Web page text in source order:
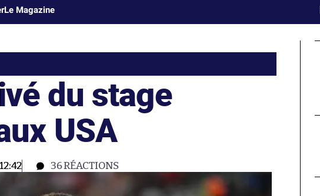
Le Magazine
du stage
USA
36RÉACTIONS